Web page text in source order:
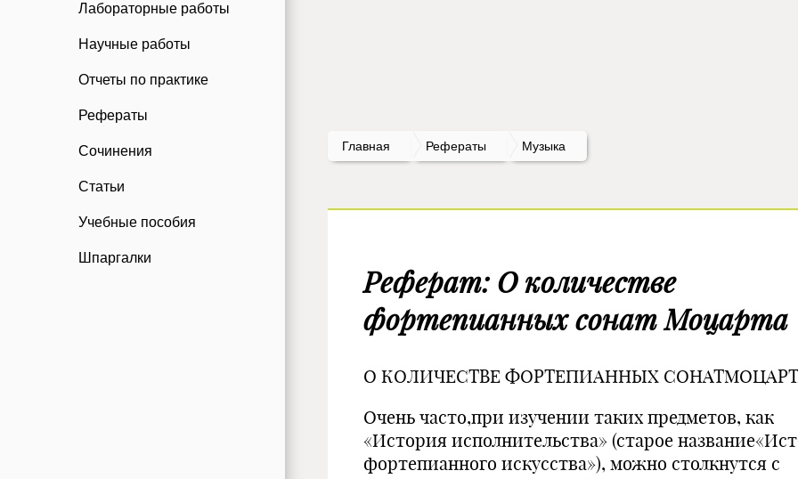
Лабораторные работы
Научные работы
Отчеты по практике
Рефераты
Сочинения
Статьи
Учебные пособия
Шпаргалки
Главная Рефераты Музыка
Реферат: О количестве
фортепианных сонат Моцарта
О КОЛИЧЕСТВЕ ФОРТЕПИАННЫХ
Очень часто,при изучении таких предметов, как
«История исполнительства» (старое
фортепианного искусства»), можно столкнутся с